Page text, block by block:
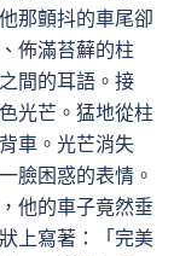
他那顫抖的車尾卻
佈滿苔蘚的柱
間的耳語。接
光芒。猛地從柱
車。光芒消失
臉困惑的表情。
他的車子竟然垂
上寫著：「完美